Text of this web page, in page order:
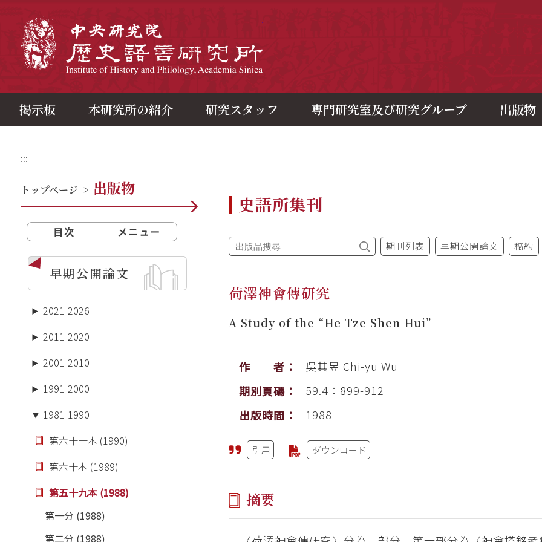
掲示板 本研究所の紹介 研究スタッフ 専門研究室及び研究グループ 出版物
:::
トップページ > 出版物
目次 メニュー
早期公開論文
2021-2026
2011-2020
2001-2010
1991-2000
1981-1990
第六十一本 (1990)
第六十本 (1989)
第五十九本 (1988)
第一分 (1988)
第二分 (1988)
史語所集刊
期刊列表 早期公開論文 稿約
荷澤神會傳研究
A Study of the “He Tze Shen Hui”
作 者： 吳其昱 Chi-yu Wu
期別頁碼：
59.4：899-912
出版時間：
1988
引用 ダウンロード
摘要